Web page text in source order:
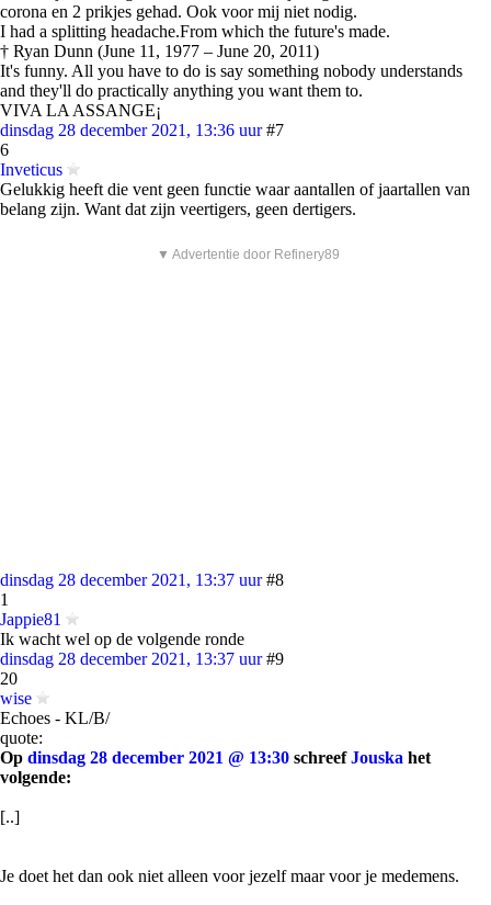
corona en 2 prikjes gehad. Ook voor mij niet nodig.
I had a splitting headache.From which the future's made.
† Ryan Dunn (June 11, 1977 – June 20, 2011)
It's funny. All you have to do is say something nobody understands
and they'll do practically anything you want them to.
VIVA LA ASSANGE¡
dinsdag 28 december 2021, 13:36 uur #7
6
Inveticus
Gelukkig heeft die vent geen functie waar aantallen of jaartallen van
belang zijn. Want dat zijn veertigers, geen dertigers.
▼ Advertentie door Refinery89
dinsdag 28 december 2021, 13:37 uur #8
1
Jappie81
Ik wacht wel op de volgende ronde
dinsdag 28 december 2021, 13:37 uur #9
20
wise
Echoes - KL/B/
quote:
Op dinsdag 28 december 2021 @ 13:30 schreefJouska het
volgende:
[..]
Je doet het dan ook niet alleen voor jezelf maar voor je medemens.